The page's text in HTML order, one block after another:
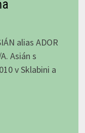
alias ADOR
Asián s
v Sklabini a